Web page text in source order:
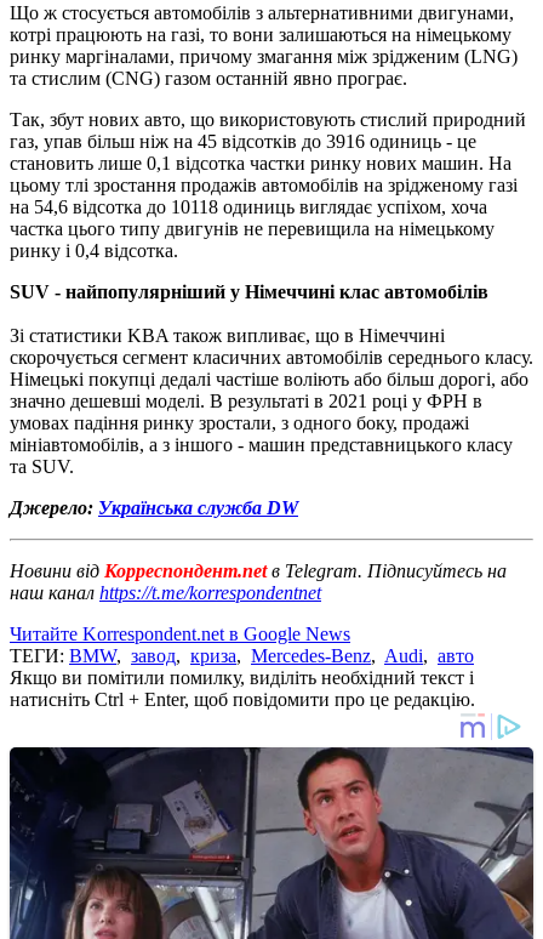
Що ж стосується автомобілів з альтернативними двигунами,
котрі працюють на газі, то вони залишаються на німецькому
ринку маргіналами, причому змагання між зрідженим (LNG)
та стислим (CNG) газом останній явно програє.
Так, збут нових авто, що використовують стислий природний
газ, упав більш ніж на 45 відсотків до 3916 одиниць - це
становить лише 0,1 відсотка частки ринку нових машин. На
цьому тлі зростання продажів автомобілів на зрідженому газі
на 54,6 відсотка до 10118 одиниць виглядає успіхом, хоча
частка цього типу двигунів не перевищила на німецькому
ринку і 0,4 відсотка.
SUV - найпопулярніший у Німеччині клас автомобілів
Зі статистики KBA також випливає, що в Німеччині
скорочується сегмент класичних автомобілів середнього класу.
Німецькі покупці дедалі частіше воліють або більш дорогі, або
значно дешевші моделі. В результаті в 2021 році у ФРН в
умовах падіння ринку зростали, з одного боку, продажі
мініавтомобілів, а з іншого - машин представницького класу
та SUV.
Джерело: Українська служба DW
Новини від Корреспондент.netв Telegram. Підписуйтесь на
наш канал https://t.me/korrespondentnet
Читайте Korrespondent.net в Google News
ТЕГИ: BMW, завод, криза, Mercedes-Benz, Audi, авто
Якщо ви помітили помилку, виділіть необхідний текст і
натисніть Ctrl + Enter, щоб повідомити про це редакцію.